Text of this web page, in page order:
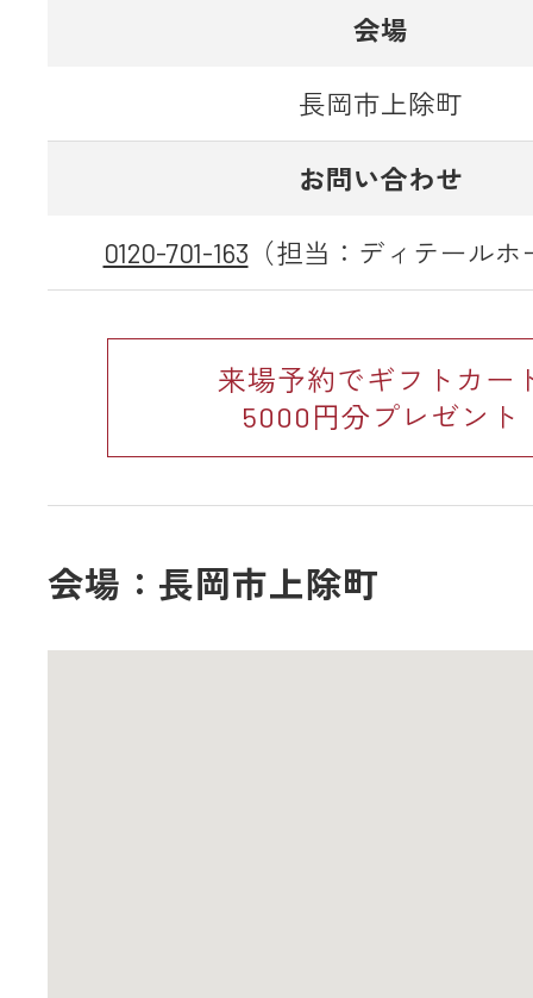
会場
長岡市上除町
お問い合わせ
0120-701-163 （担当：ディテール
来場予約でギフトカー
5000円分プレゼント
会場：長岡市上除町